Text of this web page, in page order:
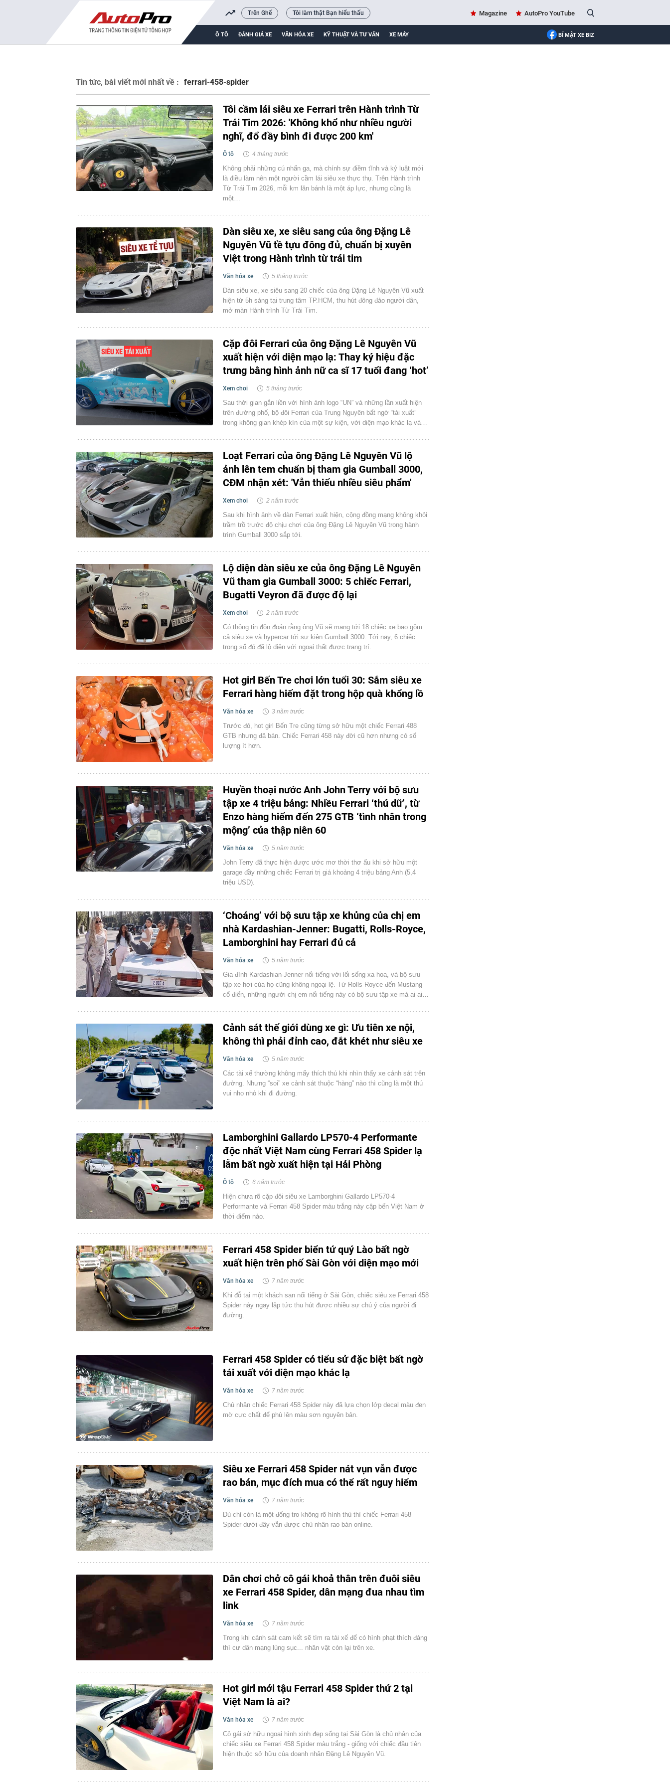
Trên Ghế Tôi làm thật Bạn hiểu thấu Magazine AutoPro YouTube
Ô TÔ ĐÁNH GIÁ XE VĂN HÓA XE KỸ THUẬT VÀ TƯ VẤN XE MÁY BÍ MẬT XE BIZ
Tin tức, bài viết mới nhất về : ferrari-458-spider
Tôi cầm lái siêu xe Ferrari trên Hành trình Từ
Trái Tim 2026: 'Không khổ như nhiều người
nghĩ, đổ đầy bình đi được 200 km'
Ô tô 4 tháng trước
Không phải những cú nhấn ga, mà chính sự điềm tĩnh và kỷ luật mới
là điều làm nên một người cầm lái siêu xe thực thụ. Trên Hành trình
Từ Trái Tim 2026, mỗi km lăn bánh là một áp lực, nhưng cũng là
một…
Dàn siêu xe, xe siêu sang của ông Đặng Lê
Nguyên Vũ tề tựu đông đủ, chuẩn bị xuyên
Việt trong Hành trình từ trái tim
Văn hóa xe 5 tháng trước
Dàn siêu xe, xe siêu sang 20 chiếc của ông Đặng Lê Nguyên Vũ xuất
hiện từ 5h sáng tại trung tâm TP.HCM, thu hút đông đảo người dân,
mở màn Hành trình Từ Trái Tim.
Cặp đôi Ferrari của ông Đặng Lê Nguyên Vũ
xuất hiện với diện mạo lạ: Thay ký hiệu đặc
trưng bằng hình ảnh nữ ca sĩ 17 tuổi đang ‘hot’
Xem chơi 5 tháng trước
Sau thời gian gắn liền với hình ảnh logo “UN” và những lần xuất hiện
trên đường phố, bộ đôi Ferrari của Trung Nguyên bất ngờ “tái xuất”
trong không gian khép kín của một sự kiện, với diện mạo khác lạ và…
Loạt Ferrari của ông Đặng Lê Nguyên Vũ lộ
ảnh lên tem chuẩn bị tham gia Gumball 3000,
CĐM nhận xét: 'Vẫn thiếu nhiều siêu phẩm'
Xem chơi 2 năm trước
Sau khi hình ảnh về dàn Ferrari xuất hiện, cộng đồng mạng không khỏi
trầm trồ trước độ chịu chơi của ông Đặng Lê Nguyên Vũ trong hành
trình Gumball 3000 sắp tới.
Lộ diện dàn siêu xe của ông Đặng Lê Nguyên
Vũ tham gia Gumball 3000: 5 chiếc Ferrari,
Bugatti Veyron đã được độ lại
Xem chơi 2 năm trước
Có thông tin đồn đoán rằng ông Vũ sẽ mang tới 18 chiếc xe bao gồm
cả siêu xe và hypercar tới sự kiện Gumball 3000. Tới nay, 6 chiếc
trong số đó đã lộ diện với ngoại thất được trang trí.
Hot girl Bến Tre chơi lớn tuổi 30: Sắm siêu xe
Ferrari hàng hiếm đặt trong hộp quà khổng lồ
Văn hóa xe 3 năm trước
Trước đó, hot girl Bến Tre cũng từng sở hữu một chiếc Ferrari 488
GTB nhưng đã bán. Chiếc Ferrari 458 này đời cũ hơn nhưng có số
lượng ít hơn.
Huyền thoại nước Anh John Terry với bộ sưu
tập xe 4 triệu bảng: Nhiều Ferrari ‘thú dữ’, từ
Enzo hàng hiếm đến 275 GTB ‘tình nhân trong
mộng’ của thập niên 60
Văn hóa xe 5 năm trước
John Terry đã thực hiện được ước mơ thời thơ ấu khi sở hữu một
garage đầy những chiếc Ferrari trị giá khoảng 4 triệu bảng Anh (5,4
triệu USD).
‘Choáng’ với bộ sưu tập xe khủng của chị em
nhà Kardashian-Jenner: Bugatti, Rolls-Royce,
Lamborghini hay Ferrari đủ cả
Văn hóa xe 5 năm trước
Gia đình Kardashian-Jenner nổi tiếng với lối sống xa hoa, và bộ sưu
tập xe hơi của họ cũng không ngoại lệ. Từ Rolls-Royce đến Mustang
cổ điển, những người chị em nổi tiếng này có bộ sưu tập xe mà ai ai…
Cảnh sát thế giới dùng xe gì: Ưu tiên xe nội,
không thì phải đỉnh cao, đắt khét như siêu xe
Văn hóa xe 5 năm trước
Các tài xế thường không mấy thích thú khi nhìn thấy xe cảnh sát trên
đường. Nhưng “soi” xe cảnh sát thuộc “hàng” nào thì cũng là một thú
vui nho nhỏ khi đi đường.
Lamborghini Gallardo LP570-4 Performante
độc nhất Việt Nam cùng Ferrari 458 Spider lạ
lẫm bất ngờ xuất hiện tại Hải Phòng
Ô tô 6 năm trước
Hiện chưa rõ cặp đôi siêu xe Lamborghini Gallardo LP570-4
Performante và Ferrari 458 Spider màu trắng này cập bến Việt Nam ở
thời điểm nào.
Ferrari 458 Spider biển tứ quý Lào bất ngờ
xuất hiện trên phố Sài Gòn với diện mạo mới
Văn hóa xe 7 năm trước
Khi đỗ tại một khách sạn nổi tiếng ở Sài Gòn, chiếc siêu xe Ferrari 458
Spider này ngay lập tức thu hút được nhiều sự chú ý của người đi
đường.
Ferrari 458 Spider có tiểu sử đặc biệt bất ngờ
tái xuất với diện mạo khác lạ
Văn hóa xe 7 năm trước
Chủ nhân chiếc Ferrari 458 Spider này đã lựa chọn lớp decal màu đen
mờ cực chất để phủ lên màu sơn nguyên bản.
Siêu xe Ferrari 458 Spider nát vụn vẫn được
rao bán, mục đích mua có thể rất nguy hiểm
Văn hóa xe 7 năm trước
Dù chỉ còn là một đống tro không rõ hình thù thì chiếc Ferrari 458
Spider dưới đây vẫn được chủ nhân rao bán online.
Dân chơi chở cô gái khoả thân trên đuôi siêu
xe Ferrari 458 Spider, dân mạng đua nhau tìm
link
Văn hóa xe 7 năm trước
Trong khi cảnh sát cam kết sẽ tìm ra tài xế để có hình phạt thích đáng
thì cư dân mạng lùng sục... nhân vật còn lại trên xe.
Hot girl mới tậu Ferrari 458 Spider thứ 2 tại
Việt Nam là ai?
Văn hóa xe 7 năm trước
Cô gái sở hữu ngoại hình xinh đẹp sống tại Sài Gòn là chủ nhân của
chiếc siêu xe Ferrari 458 Spider màu trắng - giống với chiếc đầu tiên
hiện thuộc sở hữu của doanh nhân Đặng Lê Nguyên Vũ.